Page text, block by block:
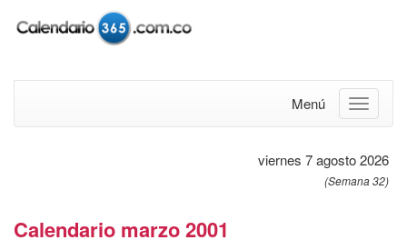
Menú
viernes 7 agosto 2026
(Semana 32)
Calendario marzo 2001